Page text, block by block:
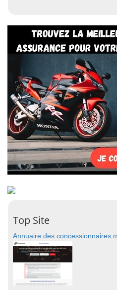
Top Site
Annuaire des concessionnaires